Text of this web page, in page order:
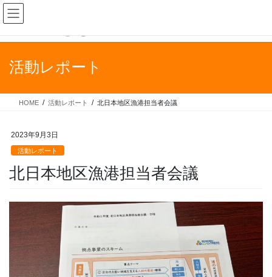
コ
ン
ン
動
ナ
ビ
ー
に
活動レポート
HOME 活動レポート 北日本地区漁港担当者会議
2023年9月3日
活動レポート
北日本地区漁港担当者会議